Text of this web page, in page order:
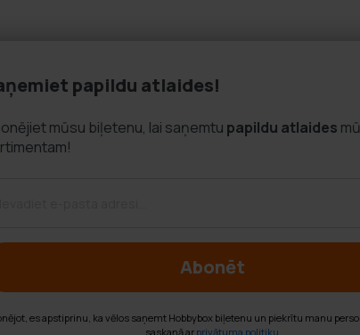
Saņemiet papildu atlaides!
Abonējiet mūsu biļetenu, lai saņemtupapildu
sortimentam!
Abonējot, es apstiprinu, ka vēlos saņemt Hobbybox biļetenu un
saskaņā arprivātuma politiku